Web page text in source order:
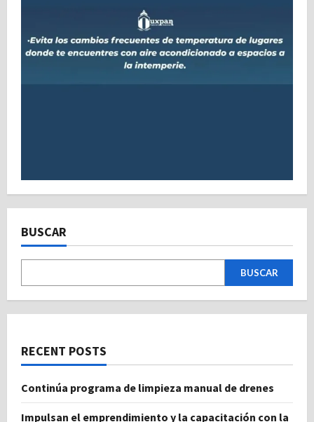
BUSCAR
BUSCAR
RECENT POSTS
Continúa programa de limpieza manual de drenes
Impulsan el emprendimiento y la capacitación con la